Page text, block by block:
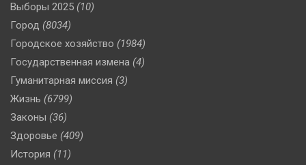
Выборы 2025 (10)
Город (8034)
Городское хозяйство (1984)
Государственная измена (4)
Гуманитарная миссия (3)
Жизнь (6799)
Законы (36)
Здоровье (409)
История (11)